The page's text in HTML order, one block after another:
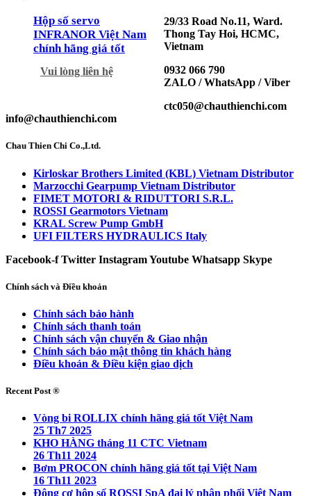
Hộp số servo
INFRANOR Việt Nam
chính hãng giá tốt
Vui lòng liên hệ
29/33 Road No.11, Ward.
Thong Tay Hoi, HCMC,
Vietnam
0932 066 790
ZALO / WhatsApp / Viber
ctc050@chauthienchi.com
info@chauthienchi.com
Chau Thien Chi Co.,Ltd.
Kirloskar Brothers Limited (KBL) Vietnam Distributor
Marzocchi Gearpump Vietnam Distributor
FIMET MOTORI & RIDUTTORI S.R.L.
ROSSI Gearmotors Vietnam
KRAL Screw Pump GmbH
UFI FILTERS HYDRAULICS Italy
Facebook-f Twitter InstagramYoutube Whatsapp Skype
Chính sách và Điều khoản
Chính sách bảo hành
Chính sách thanh toán
Chính sách vận chuyển & Giao nhận
Chính sách bảo mật thông tin khách hàng
Điều khoản & Điều kiện giao dịch
Recent Post ®
Vòng bi ROLLIX chính hãng giá tốt Việt Nam
25 Th7 2025
KHO HÀNG tháng 11 CTC Vietnam
26 Th11 2024
Bơm PROCON chính hãng giá tốt tại Việt Nam
16 Th11 2023
Động cơ hộp số ROSSI SpA đại lý phân phối Việt Nam